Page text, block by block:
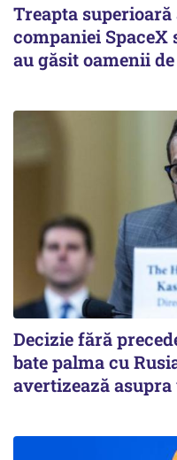
Treapta
companiei SpaceX
au găsit oamenii
Decizie fără
bate palma cu
avertizează asupra